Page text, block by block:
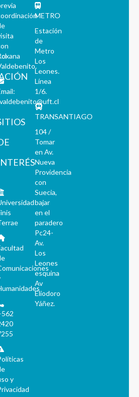
y
METRO
Estación
de
Metro
Los
Leones.
Línea
1/6.
TRANSANTIAGO
104 /
Tomar
en Av.
Nueva
Providencia
con
Suecia,
bajar
en el
paradero
Pc24-
Av.
Los
Leones
esquina
Av
Eliodoro
Yáñez.